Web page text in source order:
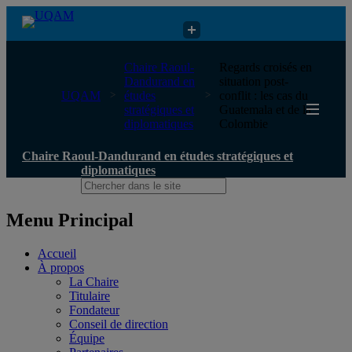
Chaire Raoul-Dandurand en études stratégiques et diplomatiques
UQAM
Chaire Raoul-
Dandurand en
études
stratégiques et
diplomatiques
Regards croisés en
situation post-
conflit : les cas du
Guatemala et de la
Colombie
Chaire Raoul-Dandurand en études stratégiques et
diplomatiques
Menu Principal
Accueil
À propos
La Chaire
Titulaire
Fondateur
Conseil de direction
Équipe